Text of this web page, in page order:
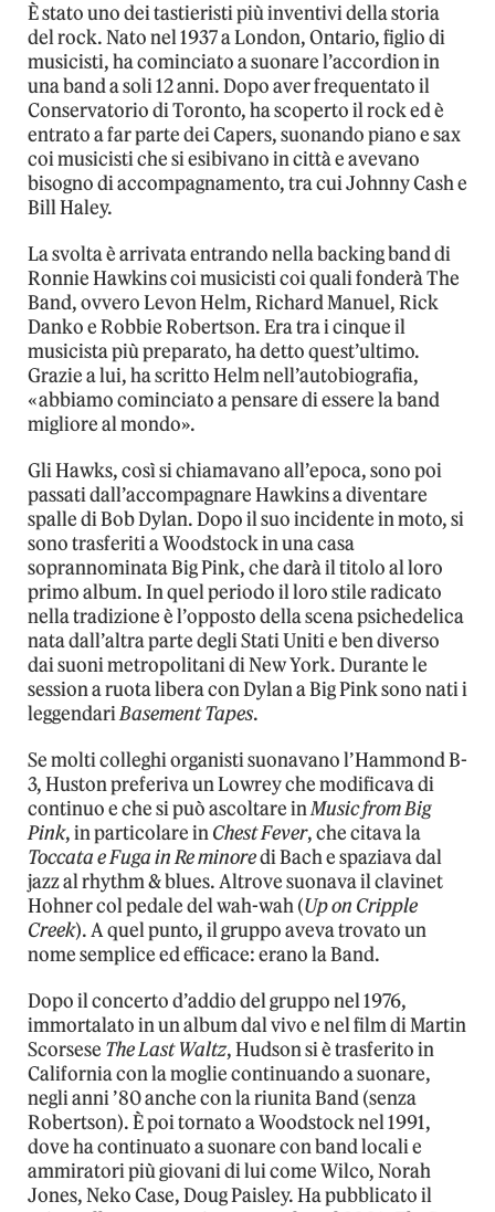
È stato uno dei tastieristi più inventivi della storia
del rock. Nato nel 1937 a London, Ontario, figlio di
musicisti, ha cominciato a suonare l’accordion in
una band a soli 12 anni. Dopo aver frequentato il
Conservatorio di Toronto, ha scoperto il rock ed è
entrato a far parte dei Capers, suonando piano e sax
coi musicisti che si esibivano in città e avevano
bisogno di accompagnamento, tra cui Johnny Cash e
Bill Haley.
La svolta è arrivata entrando nella backing band di
Ronnie Hawkins coi musicisti coi quali fonderà The
Band, ovvero Levon Helm, Richard Manuel, Rick
Danko e Robbie Robertson. Era tra i cinque il
musicista più preparato, ha detto quest’ultimo.
Grazie a lui, ha scritto Helm nell’autobiografia,
«abbiamo cominciato a pensare di essere la band
migliore al mondo».
Gli Hawks, così si chiamavano all’epoca, sono poi
passati dall’accompagnare Hawkins a diventare
spalle di Bob Dylan. Dopo il suo incidente in moto, si
sono trasferiti a Woodstock in una casa
soprannominata Big Pink, che darà il titolo al loro
primo album. In quel periodo il loro stile radicato
nella tradizione è l’opposto della scena psichedelica
nata dall’altra parte degli Stati Uniti e ben diverso
dai suoni metropolitani di New York. Durante le
session a ruota libera con Dylan a Big Pink sono nati i
leggendariBasement Tapes.
Se molti colleghi organisti suonavano l’Hammond B-
3, Huston preferiva un Lowrey che modificava di
continuo e che si può ascoltare inMusic from Big
Pink, in particolare inChest Fever, che citava la
Toccata e Fuga in Re minoredi Bach e spaziava dal
jazz al rhythm & blues. Altrove suonava il clavinet
Hohner col pedale del wah-wah (Up on Cripple
Creek). A quel punto, il gruppo aveva trovato un
nome semplice ed efficace: erano la Band.
Dopo il concerto d’addio del gruppo nel 1976,
immortalato in un album dal vivo e nel film di Martin
Scorsese The Last Waltz, Hudson si è trasferito in
California con la moglie continuando a suonare,
negli anni ’80 anche con la riunita Band (senza
Robertson). È poi tornato a Woodstock nel 1991,
dove ha continuato a suonare con band locali e
ammiratori più giovani di lui come Wilco, Norah
Jones, Neko Case, Doug Paisley. Ha pubblicato il